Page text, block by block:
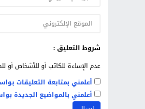
شروط التعليق :
عدم الإساءة للكاتب أو للأشخاص أو
أعلمني بمتابعة التعليقات
أعلمني بالمواضيع الجديدة